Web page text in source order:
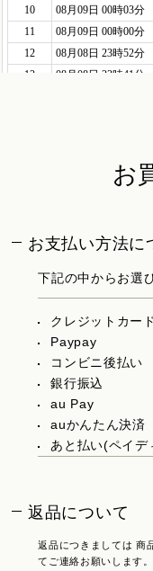
お
お支払い方法に
下記の中からお選
クレジットカー
Paypay
コンビニ後払い
銀行振込
au Pay
auかんたん決済
あと払い(ペイデ
返品について
返品につきましては 商
てご連絡お願いします。